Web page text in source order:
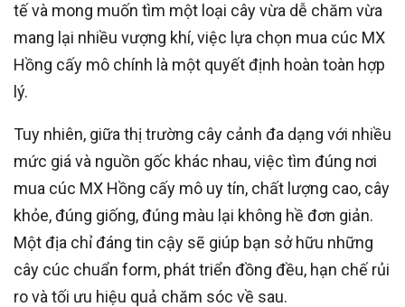
tế và mong muốn tìm một loại cây vừa dễ chăm vừa
mang lại nhiều vượng khí, việc lựa chọn mua cúc MX
Hồng cấy mô chính là một quyết định hoàn toàn hợp
lý.
Tuy nhiên, giữa thị trường cây cảnh đa dạng với nhiều
mức giá và nguồn gốc khác nhau, việc tìm đúng nơi
mua cúc MX Hồng cấy mô uy tín, chất lượng cao, cây
khỏe, đúng giống, đúng màu lại không hề đơn giản.
Một địa chỉ đáng tin cậy sẽ giúp bạn sở hữu những
cây cúc chuẩn form, phát triển đồng đều, hạn chế rủi
ro và tối ưu hiệu quả chăm sóc về sau.